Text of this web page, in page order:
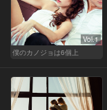
Vol.1
僕のカノジョは6個上